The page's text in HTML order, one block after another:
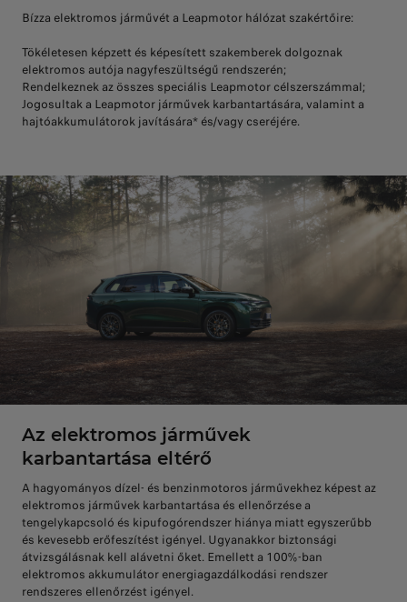
Bízza elektromos járművét a Leapmotor hálózat szakértőire:
Tökéletesen képzett és képesített szakemberek dolgoznak
elektromos autója nagyfeszültségű rendszerén;
Rendelkeznek az összes speciális Leapmotor célszerszámmal;
Jogosultak a Leapmotor járművek karbantartására, valamint a
hajtóakkumulátorok javítására* és/vagy cseréjére.
Az elektromos járművek
karbantartása eltérő
A hagyományos dízel- és benzinmotoros járművekhez képest az
elektromos járművek karbantartása és ellenőrzése a
tengelykapcsoló és kipufogórendszer hiánya miatt egyszerűbb
és kevesebb erőfeszítést igényel. Ugyanakkor biztonsági
átvizsgálásnak kell alávetni őket. Emellett a 100%-ban
elektromos akkumulátor energiagazdálkodási rendszer
rendszeres ellenőrzést igényel.